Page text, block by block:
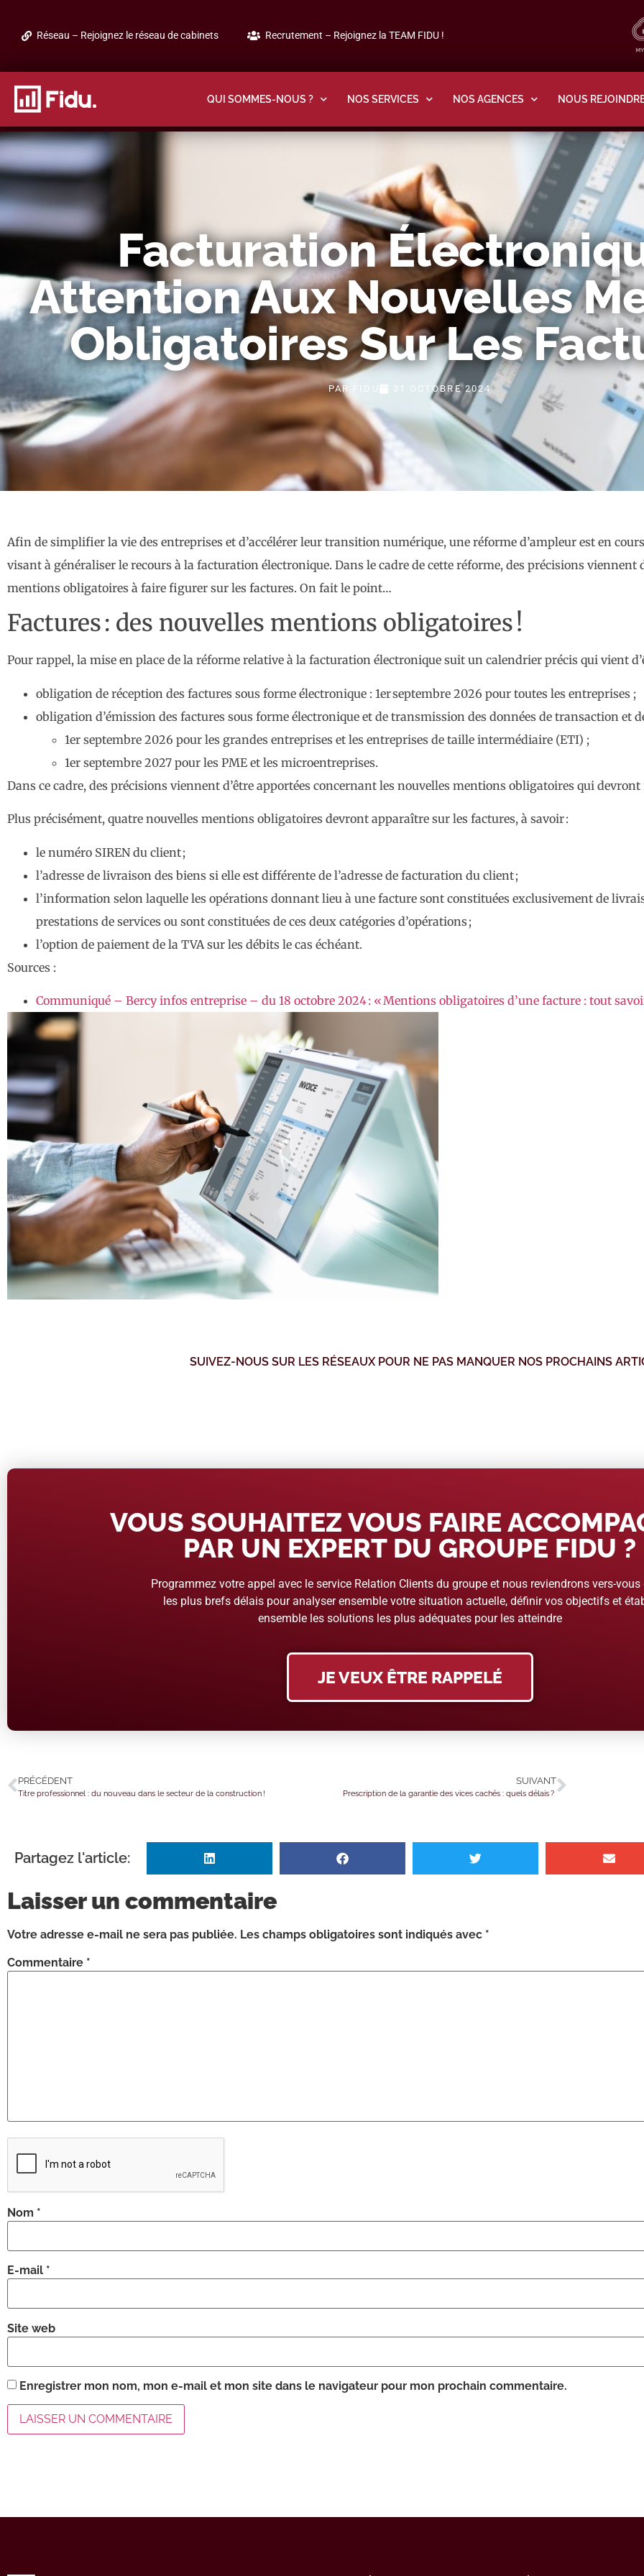
Réseau – Rejoignez le réseau de cabinets Recrutement – Rejoignez la TEAM FIDU !
QUI SOMMES-NOUS ? NOS SERVICES NOS AGENCES NOUS
Facturation
Attention Aux Nouvelles
Obligatoires Sur Les
PAR FIDU 31 OCTOBRE 2024
Afin de simplifier la vie des entreprises et d’accélérer leur transition numérique, une réforme d’ampleur est en
visant à généraliser le recours à la facturation électronique. Dans le cadre de cette réforme, des précisions viennent
mentions obligatoires à faire figurer sur les factures. On fait le point…
Factures : des nouvelles mentions obligatoires !
Pour rappel, la mise en place de la réforme relative à la facturation électronique suit un calendrier précis qui vient
obligation de réception des factures sous forme électronique : 1er septembre 2026 pour toutes les entreprises ;
obligation d’émission des factures sous forme électronique et de transmission des données de transaction et
1er septembre 2026 pour les grandes entreprises et les entreprises de taille intermédiaire (ETI) ;
1er septembre 2027 pour les PME et les microentreprises.
Dans ce cadre, des précisions viennent d’être apportées concernant les nouvelles mentions obligatoires qui
Plus précisément, quatre nouvelles mentions obligatoires devront apparaître sur les factures, à savoir :
le numéro SIREN du client ;
l’adresse de livraison des biens si elle est différente de l’adresse de facturation du client ;
l’information selon laquelle les opérations donnant lieu à une facture sont constituées exclusivement de
prestations de services ou sont constituées de ces deux catégories d’opérations ;
l’option de paiement de la TVA sur les débits le cas échéant.
Sources :
Communiqué – Bercy infos entreprise – du 18 octobre 2024 : « Mentions obligatoires d’une facture : tout
SUIVEZ-NOUS SUR LES RÉSEAUX POUR NE PAS MANQUER NOS PROCHAINS
VOUS SOUHAITEZ VOUS FAIRE
PAR UN EXPERT DU GROUPE FIDU ?
Programmez votre appel avec le service Relation Clients du groupe et nous reviendrons vers-vous
les plus brefs délais pour analyser ensemble votre situation actuelle, définir vos objectifs et
ensemble les solutions les plus adéquates pour les atteindre
JE VEUX ÊTRE RAPPELÉ
PRÉCÉDENT
Titre professionnel : du nouveau dans le secteur de la construction !
SUIVANT
Prescription de la garantie des vices cachés : quels délais ?
Partagez l'article:
Laisser un commentaire
Votre adresse e-mail ne sera pas publiée. Les champs obligatoires sont indiqués avec *
Commentaire *
Nom *
E-mail *
Site web
Enregistrer mon nom, mon e-mail et mon site dans le navigateur pour mon prochain commentaire.